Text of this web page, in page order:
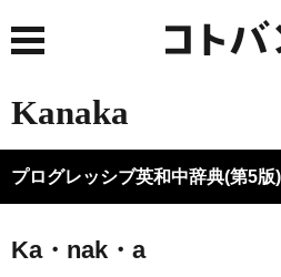
Kanaka
プログレッシブ英和中辞典(第5版)
Ka・nak・a